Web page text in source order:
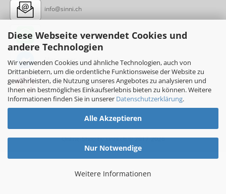
Diese Webseite verwendet Cookies und
andere Technologien
Wir verwenden Cookies und ähnliche Technologien, auch von
Drittanbietern, um die ordentliche Funktionsweise der Website zu
gewährleisten, die Nutzung unseres Angebotes zu analysieren und
Ihnen ein bestmögliches Einkaufserlebnis bieten zu können. Weitere
Informationen finden Sie in unserer Datenschutzerklärung.
Alle Akzeptieren
Nur Notwendige
Weitere Informationen
info@sinni.ch
Nachricht:+41788997155
Messenger: sinni.ch
Instagram: sinni_ch
Online-Shopby sinni.ch © 2017-2026